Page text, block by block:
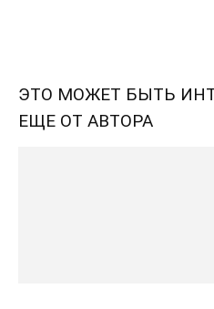
ЭТО МОЖЕТ БЫТЬ
ЕЩЕ ОТ АВТОРА